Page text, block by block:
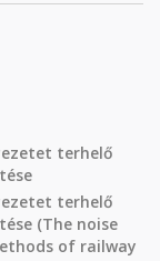
terhelő
terhelő
(The noise
of railway